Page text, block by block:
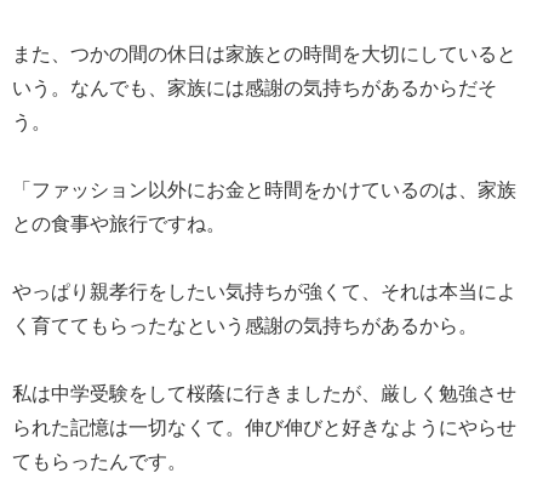
また、つかの間の休日は家族との時間を大切にしていると
いう。なんでも、家族には感謝の気持ちがあるからだそ
う。
「ファッション以外にお金と時間をかけているのは、家族
との食事や旅行ですね。
やっぱり親孝行をしたい気持ちが強くて、それは本当によ
く育ててもらったなという感謝の気持ちがあるから。
私は中学受験をして桜蔭に行きましたが、厳しく勉強させ
られた記憶は一切なくて。伸び伸びと好きなようにやらせ
てもらったんです。